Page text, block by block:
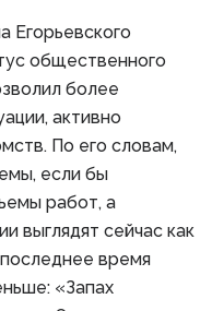
Егорьевского
общественного
более
активно
По его словам,
если бы
работ, а
выглядят сейчас как
время
«Запах